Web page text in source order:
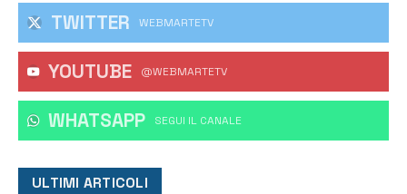
TWITTER WEBMARTETV
YOUTUBE @WEBMARTETV
WHATSAPP ‎SEGUI IL CANALE
ULTIMI ARTICOLI